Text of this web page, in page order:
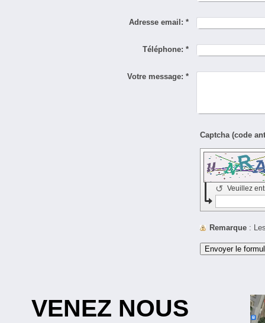
Adresse email: *
Téléphone: *
Votre message: *
Veuillez
↺
Remarque :
VENEZ NOUS